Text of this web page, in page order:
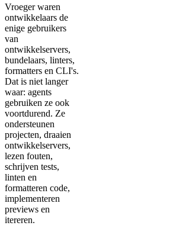
Vroeger waren
ontwikkelaars de
enige gebruikers
van
ontwikkelservers,
bundelaars, linters,
formatters en CLI's.
Dat is niet langer
waar: agents
gebruiken ze ook
voortdurend. Ze
ondersteunen
projecten, draaien
ontwikkelservers,
lezen fouten,
schrijven tests,
linten en
formatteren code,
implementeren
previews en
itereren.